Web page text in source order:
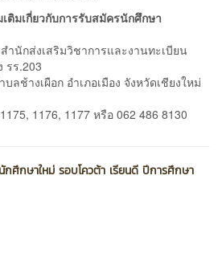
ติมเกี่ยวกับการรับสมัครนักศึกษา
นักส่งเสริมวิชาการและงานทะเบียน
รร.203
ลช้างเผือก อำเภอเมือง จังหวัดเชียงใหม่
1176, 1177 หรือ 062 486 8130
ศึกษาใหม่ รอบโควต้า เรียนดี ปีการศึกษา